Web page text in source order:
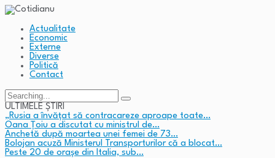
Actualitate
Economic
Externe
Diverse
Politică
Contact
Search
for:
ULTIMELE ȘTIRI
„Rusia a învățat să contracareze aproape toate…
Oana Țoiu a discutat cu ministrul de…
Anchetă după moartea unei femei de 73…
Bolojan acuză Ministerul Transporturilor că a blocat…
Peste 20 de orașe din Italia, sub…